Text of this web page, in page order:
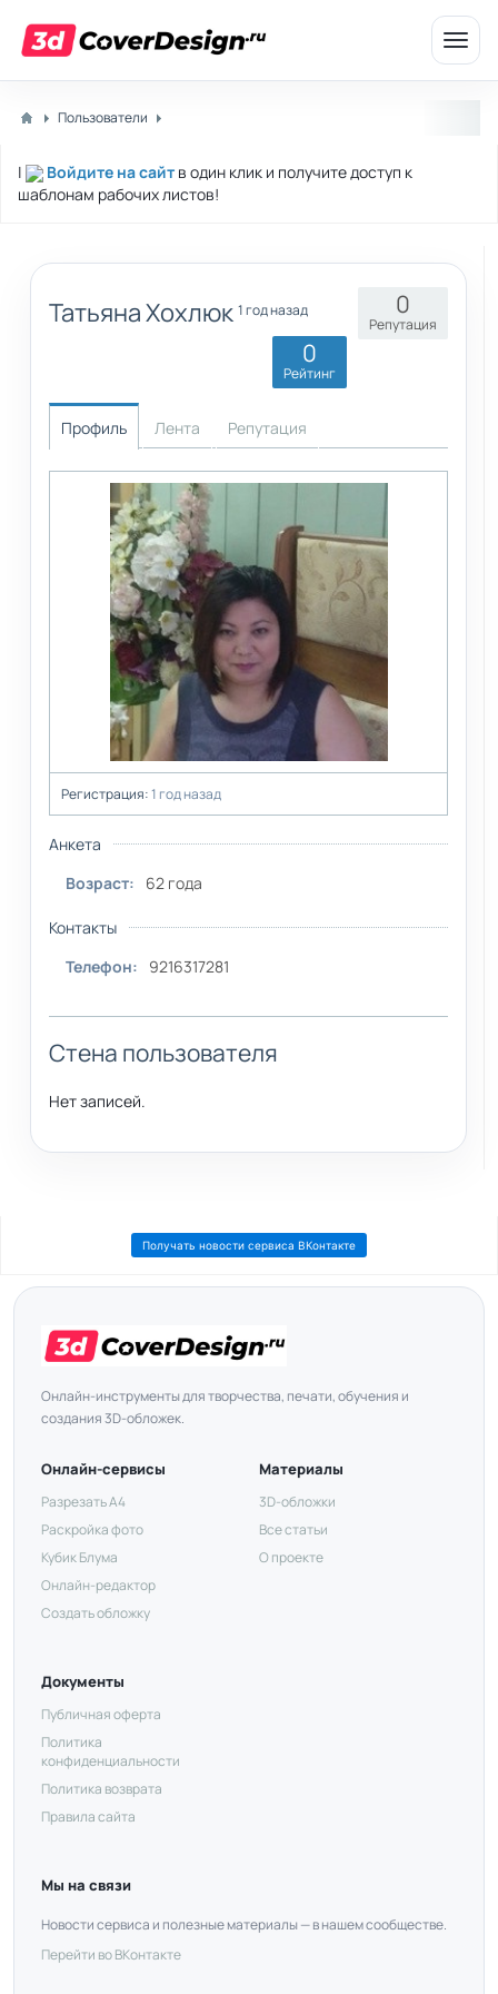
меню
Пользователи
| Войдите на сайт в один клик и получите доступ к
шаблонам рабочих листов!
Татьяна Хохлюк 1 год назад 0
Репутация
0
Рейтинг
Профиль Лента Репутация
Регистрация:1 год назад
Анкета
Возраст:
62 года
Контакты
Телефон:
9216317281
Стена пользователя
Нет записей.
Получать новости сервиса ВКонтакте
Онлайн-инструменты для творчества, печати, обучения и
создания 3D-обложек.
Онлайн-сервисы
Разрезать А4
Раскройка фото
Кубик Блума
Онлайн-редактор
Создать обложку
Материалы
3D-обложки
Все статьи
О проекте
Документы
Публичная оферта
Политика
конфиденциальности
Политика возврата
Правила сайта
Мы на связи
Новости сервиса и полезные материалы — в нашем сообществе.
Перейти во ВКонтакте